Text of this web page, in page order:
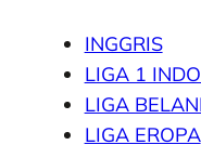
INGGRIS
LIGA 1
LIGA
LIGA EROPA